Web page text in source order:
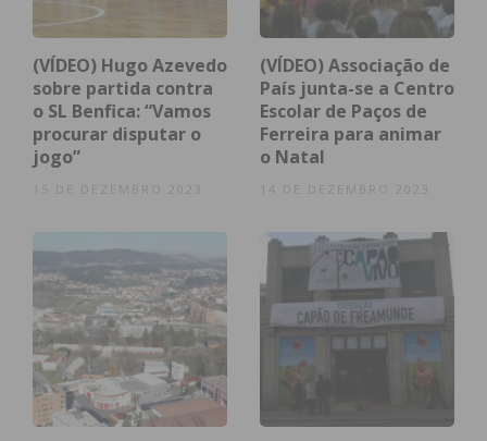
VIEW AS LIST SLIDESHOW
(VÍDEO) Hugo Azevedo
sobre partida contra
o SL Benfica: “Vamos
procurar disputar o
jogo”
(VÍDEO) Associação de
País junta-se a Centro
Escolar de Paços de
Ferreira para animar
o Natal
14 DE DEZEMBRO 2023